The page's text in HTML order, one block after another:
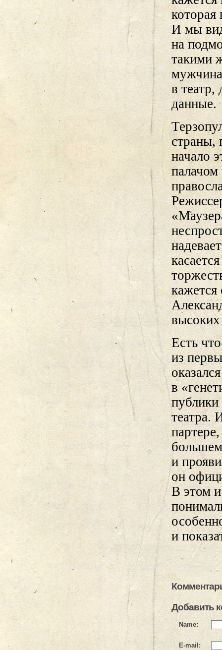
И мы
на
такими
в театр,
данные.
страны,
начало
кажется
высоких
Есть
из
в
публики
театра.
и
он
В этом и
и
Добавить
Name:
E-mail: